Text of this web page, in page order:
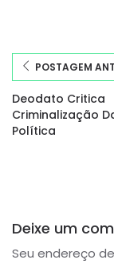
POSTAGEM
Deodato Critica
Criminalização
Política
Deixe um
Seu endereço